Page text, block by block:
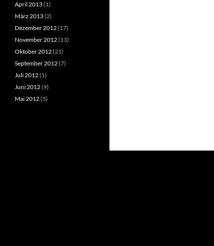
April 2013(1)
März 2013(2)
Dezember 2012(17)
November 2012(13)
Oktober 2012(21)
September 2012(7)
Juli 2012(1)
Juni 2012(9)
Mai 2012(5)